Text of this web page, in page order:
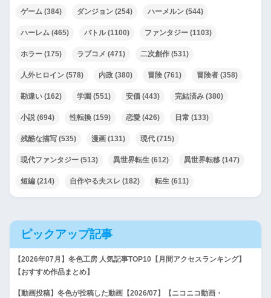
ゲーム (384) ダンジョン (254) ハーメルン (544)
ハーレム (465) バトル(1100) ファンタジー (1103)
ホラー (175) ラブコメ (471) 二次創作 (531)
人外ヒロイン (578) 内政 (380) 冒険 (761) 冒険者 (358)
勘違い (162) 学園 (551) 安価 (443) 完結済み (380)
小説(694) 性転換 (159) 恋愛 (426) 日常 (133)
残酷な描写 (535) 漫画 (131) 現代 (715)
現代ファンタジー (513) 異世界転生 (612) 異世界転移 (147)
短編 (214) 自作やる夫スレ (182) 転生 (611)
ピックアップ記事
【2026年07月】冬色工房 人気記事TOP10【月間アクセスランキング】
【おすすめ作品まとめ】
【動画投稿】冬色が投稿した動画【2026/07】【ニコニコ動画・